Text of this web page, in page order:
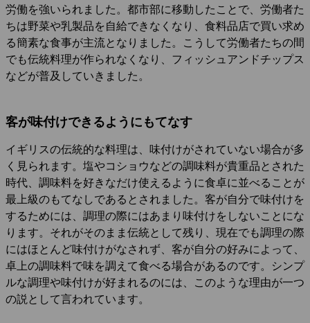
労働を強いられました。都市部に移動したことで、労働者た
ちは野菜や乳製品を自給できなくなり、食料品店で買い求め
る簡素な食事が主流となりました。こうして労働者たちの間
でも伝統料理が作られなくなり、フィッシュアンドチップス
などが普及していきました。
客が味付けできるようにもてなす
イギリスの伝統的な料理は、味付けがされていない場合が多
く見られます。塩やコショウなどの調味料が貴重品とされた
時代、調味料を好きなだけ使えるように食卓に並べることが
最上級のもてなしであるとされました。客が自分で味付けを
するためには、調理の際にはあまり味付けをしないことにな
ります。それがそのまま伝統として残り、現在でも調理の際
にはほとんど味付けがなされず、客が自分の好みによって、
卓上の調味料で味を調えて食べる場合があるのです。シンプ
ルな調理や味付けが好まれるのには、このような理由が一つ
の説として言われています。